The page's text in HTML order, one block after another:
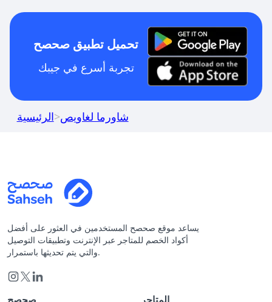
تحميل تطبيق صحصح
تجربة أسرع في جيبك
الرئيسية>شاورما لغاويص
يساعد موقع صحصح المستخدمين في العثور على أفضل
أكواد الخصم للمتاجر عبر الإنترنت وتطبيقات التوصيل
والتي يتم تحديثها باستمرار.